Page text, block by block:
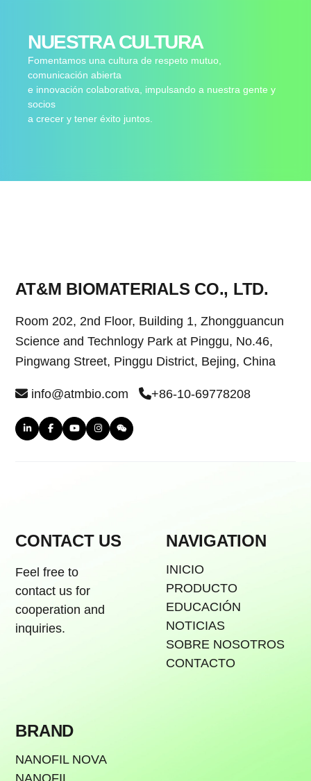
NUESTRA CULTURA
Fomentamos una cultura de respeto mutuo,
comunicación abierta
e innovación colaborativa, impulsando a nuestra gente y
socios
a crecer y tener éxito juntos.
AT&M BIOMATERIALS CO., LTD.
Room 202, 2nd Floor, Building 1, Zhongguancun
Science and Technlogy Park at Pinggu, No.46,
Pingwang Street, Pinggu District, Bejing, China
info@atmbio.com +86-10-69778208
CONTACT US
Feel free to
contact us for
cooperation and
inquiries.
NAVIGATION
INICIO
PRODUCTO
EDUCACIÓN
NOTICIAS
SOBRE NOSOTROS
CONTACTO
BRAND
NANOFIL NOVA
NANOFIL